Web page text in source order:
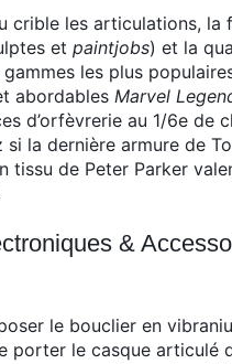
crible les articulations, la
et paintjobs) et la
les plus
abordables Marvel
d’orfèvrerie au 1/6e de
si la dernière armure de
tissu de Peter Parker
&
le bouclier en
porter le casque articulé